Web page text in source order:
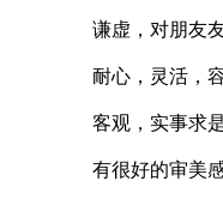
谦虚，对朋友
耐心，灵活，
客观，实事求
有很好的审美感